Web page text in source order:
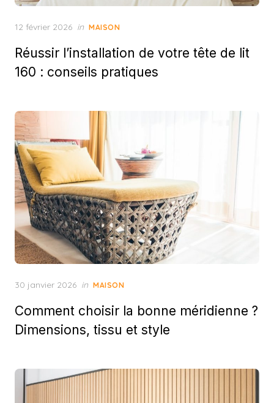
Posted
12 février 2026 in MAISON
Réussir l’installation de votre tête de lit
160 : conseils pratiques
Posted
30 janvier 2026 in MAISON
Comment choisir la bonne méridienne ?
Dimensions, tissu et style